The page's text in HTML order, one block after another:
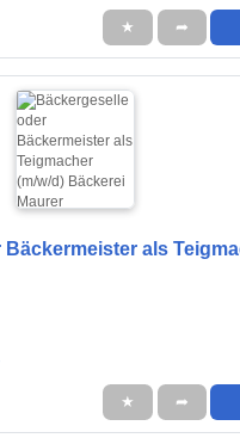
★ ➦
Bäckermeister als
★ ➦